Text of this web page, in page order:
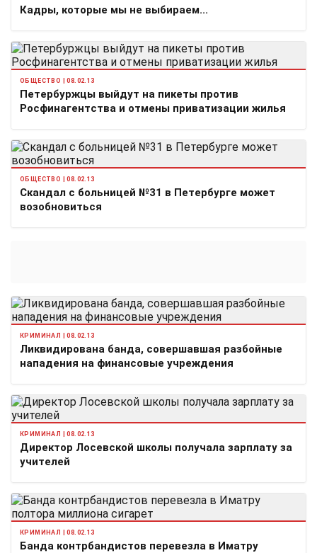
Кадры, которые мы не выбираем...
ОБЩЕСТВО | 08.02.13
Петербуржцы выйдут на пикеты против
Росфинагентства и отмены приватизации жилья
ОБЩЕСТВО | 08.02.13
Скандал с больницей №31 в Петербурге может
возобновиться
КРИМИНАЛ | 08.02.13
Ликвидирована банда, совершавшая разбойные
нападения на финансовые учреждения
КРИМИНАЛ | 08.02.13
Директор Лосевской школы получала зарплату за
учителей
КРИМИНАЛ | 08.02.13
Банда контрбандистов перевезла в Иматру